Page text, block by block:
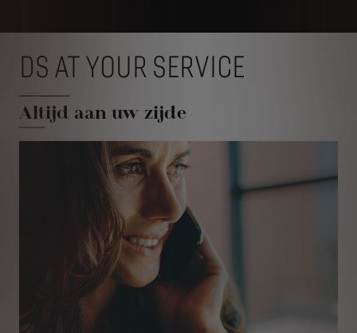
DS AT YOUR SERVICE
Altijd aan uw zijde